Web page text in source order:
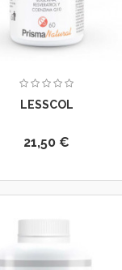
LESSCOL
21,50 €